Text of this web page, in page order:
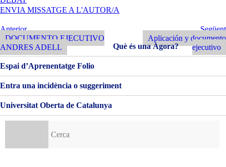
DOCUMENTO
Y
PECHAKUCHA
PROYECTO
SEÑALÉTICA
ENVIA MISSATGE A L'AUTOR/A
Navegació
d'entrades
Entrada
Anterior
Anterior
DOCUMENTO EJECUTIVO
ANDRES ADELL
Següent
Entrada
Següent
Aplicación y documento
ejecutivo
Què és una Àgora?
Espai d’Aprenentatge Folio
Entra una incidència o suggeriment
Universitat Oberta de Catalunya